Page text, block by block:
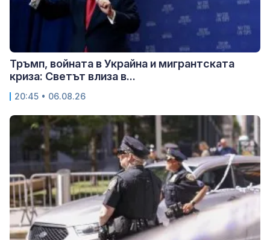
Тръмп, войната в Украйна и мигрантската
криза: Светът влиза в...
20:45 • 06.08.26